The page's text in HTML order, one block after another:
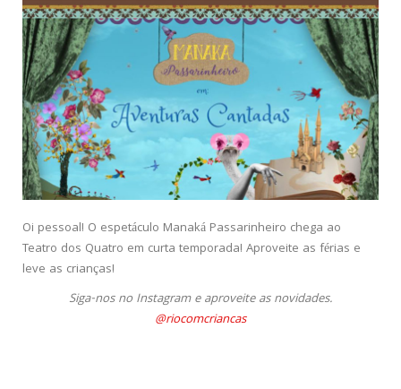
Oi pessoal! O espetáculo Manaká Passarinheiro chega ao
Teatro dos Quatro em curta temporada! Aproveite as férias e
leve as crianças!
Siga-nos no Instagram e aproveite as novidades.
@riocomcriancas